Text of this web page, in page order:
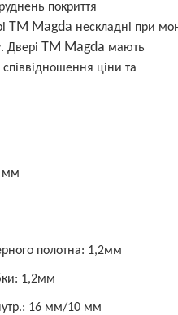
покриття
ТМ Magda нескладні при
Двері ТМ Magda мають
ціни та
мм
полотна: 1,2мм
1,2мм
: 16 мм/10 мм